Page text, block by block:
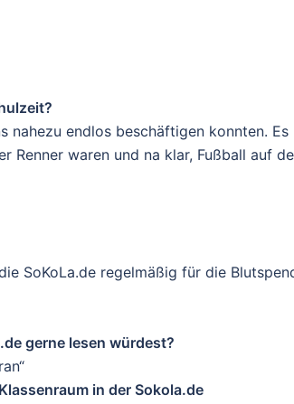
nahezu endlos beschäftigen konnten. Es
Renner waren und na klar, Fußball auf
SoKoLa.de regelmäßig für die
gerne lesen würdest?
in der Sokola.de